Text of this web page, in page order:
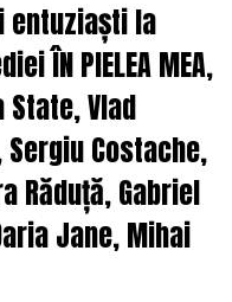
entuziaști la
ÎN PIELEA MEA,
State, Vlad
Sergiu Costache,
Răduță, Gabriel
Jane, Mihai